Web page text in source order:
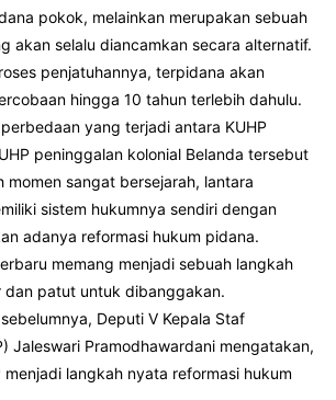
pokok, melainkan merupakan sebuah
akan selalu diancamkan secara alternatif.
penjatuhannya, terpidana akan
hingga 10 tahun terlebih dahulu.
yang terjadi antara KUHP
peninggalan kolonial Belanda tersebut
momen sangat bersejarah, lantara
sistem hukumnya sendiri dengan
adanya reformasi hukum pidana.
memang menjadi sebuah langkah
dan patut untuk dibanggakan.
Deputi V Kepala Staf
Jaleswari Pramodhawardani mengatakan,
menjadi langkah nyata reformasi hukum